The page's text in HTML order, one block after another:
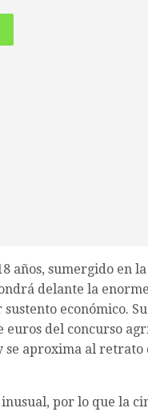
años, sumergido en
delante la
económico.
euros del concurso
se aproxima al
por lo que la